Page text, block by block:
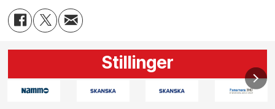
Stillinger